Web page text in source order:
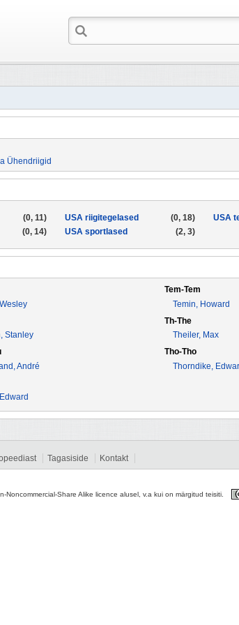
Ühendriigid
(0, 11)
(0, 14)
(0, 18)
USA riigitegelased
(2, 3)
USA sportlased
USA
Stanley
André
Tem-Tem
Temin, Howard
Th-The
Theiler, Max
Tho-Tho
Thorndike,
Tagasiside Kontakt
Share Alike licence alusel, v.a kui on märgitud teisiti.